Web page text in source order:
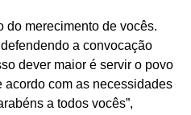
do merecimento de vocês.
a convocação
dever maior é servir o povo
acordo com as necessidades
a todos vocês”,